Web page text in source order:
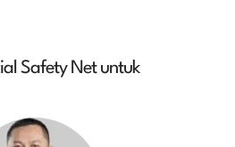
Safety Net untuk